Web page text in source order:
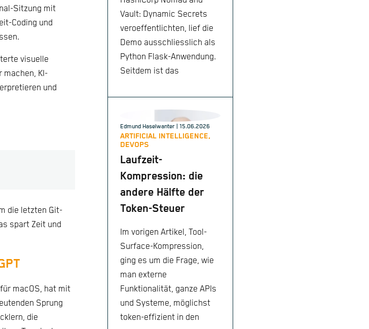
Sitzung mit
Coding und
visuelle
machen, KI-
und
die letzten Git-
spart Zeit und
macOS, hat mit
Sprung
die
Vault: Dynamic Secrets
veroeffentlichten, lief die
Demo ausschliesslich als
Python Flask-Anwendung.
Seitdem ist das
Edmund Haselwanter | 15.06.2026
ARTIFICIAL INTELLIGENCE,
DEVOPS
Laufzeit-
Kompression: die
andere Hälfte der
Token-Steuer
Im vorigen Artikel, Tool-
Surface-Kompression,
ging es um die Frage, wie
man externe
Funktionalität, ganze APIs
und Systeme, möglichst
token-effizient in den